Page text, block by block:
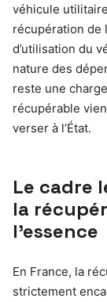
véhicule
récupération de
d’utilisation du
nature des
reste une
récupérable
verser à l’État.
Le cadre
la
l’essence
En France, la
strictement